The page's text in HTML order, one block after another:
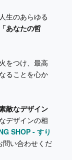
生のあらゆる
あなたの哲
をつけ、最高
ることを心か
敵なデザイン
デザインの相
SHOP - すり
問い合わせくだ